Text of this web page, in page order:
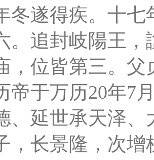
冬遂得疾。十七
。追封岐陽王
，位皆第三。
帝于万历20年7
、延世承天泽、
，长景隆，次增